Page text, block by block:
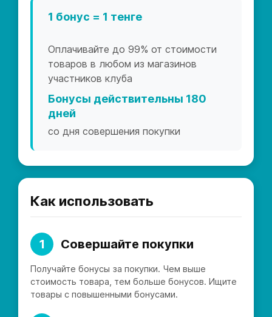
1 бонус = 1 тенге
Оплачивайте до 99% от стоимости
товаров в любом из магазинов
участников клуба
Бонусы действительны 180
дней
со дня совершения покупки
Как использовать
1 Совершайте покупки
Получайте бонусы за покупки. Чем выше
стоимость товара, тем больше бонусов. Ищите
товары с повышенными бонусами.